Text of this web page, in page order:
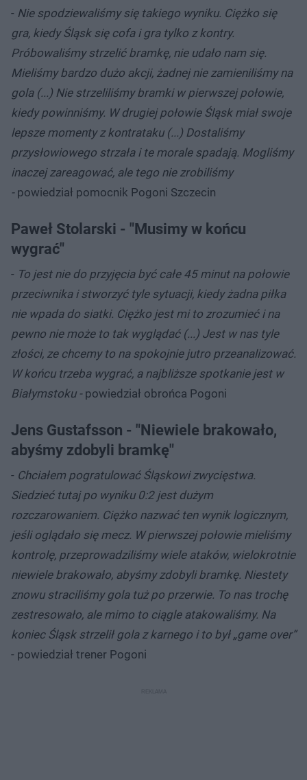
- Nie spodziewaliśmy się takiego wyniku. Ciężko się
gra, kiedy Śląsk się cofa i gra tylko z kontry.
Próbowaliśmy strzelić bramkę, nie udało nam się.
Mieliśmy bardzo dużo akcji, żadnej nie zamieniliśmy na
gola (...) Nie strzeliliśmy bramki w pierwszej połowie,
kiedy powinniśmy. W drugiej połowie Śląsk miał swoje
lepsze momenty z kontrataku (...) Dostaliśmy
przysłowiowego strzała i te morale spadają. Mogliśmy
inaczej zareagować, ale tego nie zrobiliśmy
- powiedział pomocnik Pogoni Szczecin
Paweł Stolarski - "Musimy w końcu
wygrać"
- To jest nie do przyjęcia być całe 45 minut na połowie
przeciwnika i stworzyć tyle sytuacji, kiedy żadna piłka
nie wpada do siatki. Ciężko jest mi to zrozumieć i na
pewno nie może to tak wyglądać (...) Jest w nas tyle
złości, ze chcemy to na spokojnie jutro przeanalizować.
W końcu trzeba wygrać, a najbliższe spotkanie jest w
Białymstoku - powiedział obrońca Pogoni
Jens Gustafsson - "Niewiele brakowało,
abyśmy zdobyli bramkę"
- Chciałem pogratulować Śląskowi zwycięstwa.
Siedzieć tutaj po wyniku 0:2 jest dużym
rozczarowaniem. Ciężko nazwać ten wynik logicznym,
jeśli oglądało się mecz. W pierwszej połowie mieliśmy
kontrolę, przeprowadziliśmy wiele ataków, wielokrotnie
niewiele brakowało, abyśmy zdobyli bramkę. Niestety
znowu straciliśmy gola tuż po przerwie. To nas trochę
zestresowało, ale mimo to ciągle atakowaliśmy. Na
koniec Śląsk strzelił gola z karnego i to był „game over”
- powiedział trener Pogoni